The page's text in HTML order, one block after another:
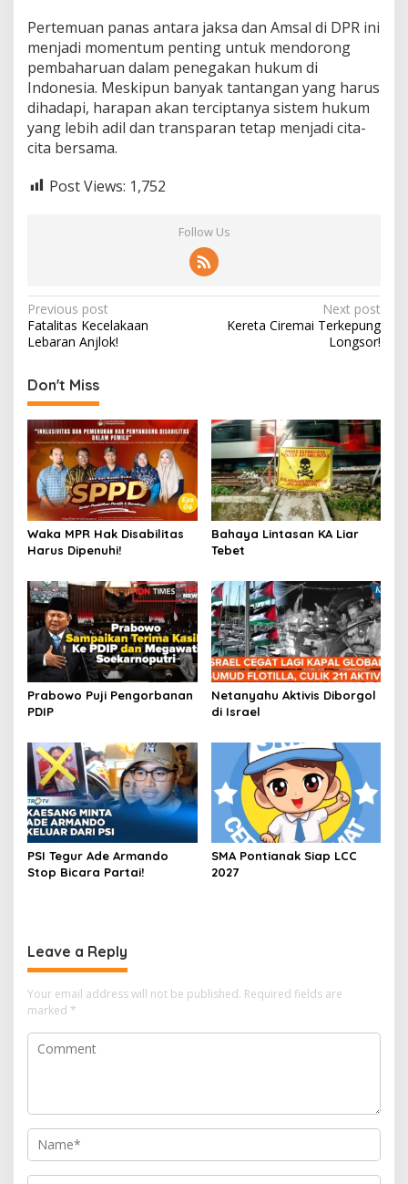
Pertemuan panas antara jaksa dan Amsal di DPR ini
menjadi momentum penting untuk mendorong
pembaharuan dalam penegakan hukum di
Indonesia. Meskipun banyak tantangan yang harus
dihadapi, harapan akan terciptanya sistem hukum
yang lebih adil dan transparan tetap menjadi cita-
cita bersama.
Post Views: 1,752
Follow Us
Post
navigation
Previous post
Fatalitas Kecelakaan
Lebaran Anjlok!
Next post
Kereta Ciremai Terkepung
Longsor!
Don't Miss
Waka MPR Hak Disabilitas
Harus Dipenuhi!
Bahaya Lintasan KA Liar
Tebet
Prabowo Puji Pengorbanan
PDIP
Netanyahu Aktivis Diborgol
di Israel
PSI Tegur Ade Armando
Stop Bicara Partai!
SMA Pontianak Siap LCC
2027
Leave a Reply
Your email address will not be published. Required fields are
marked *